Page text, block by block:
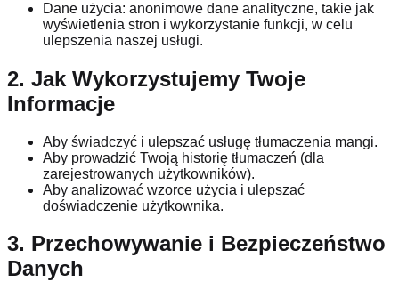
Dane użycia: anonimowe dane analityczne, takie jak
wyświetlenia stron i wykorzystanie funkcji, w celu
ulepszenia naszej usługi.
2. Jak Wykorzystujemy Twoje
Informacje
Aby świadczyć i ulepszać usługę tłumaczenia mangi.
Aby prowadzić Twoją historię tłumaczeń (dla
zarejestrowanych użytkowników).
Aby analizować wzorce użycia i ulepszać
doświadczenie użytkownika.
3. Przechowywanie i Bezpieczeństwo
Danych